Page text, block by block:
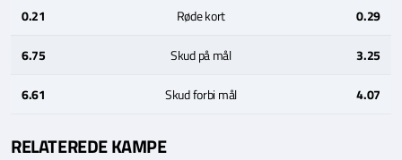
0.21 Røde kort 0.29
6.75 Skud på mål 3.25
6.61 Skud forbi mål 4.07
RELATEREDE KAMPE